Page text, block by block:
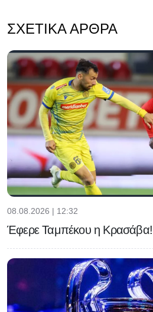
ΣΧΕΤΙΚΆ ΆΡΘΡΑ
08.08.2026 | 12:32
Έφερε Ταμπέκου η Κρασάβα!